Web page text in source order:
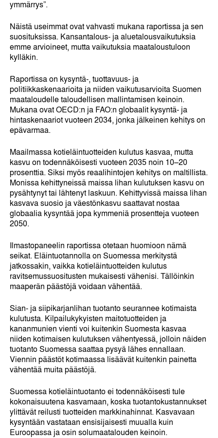
ymmärrys”.
Näistä useimmat ovat vahvasti mukana raportissa ja sen
suosituksissa. Kansantalous- ja aluetalousvaikutuksia
emme arvioineet, mutta vaikutuksia maataloustuloon
kylläkin.
Raportissa on kysyntä-, tuottavuus- ja
politiikkaskenaarioita ja niiden vaikutusarvioita Suomen
maataloudelle taloudellisen mallintamisen keinoin.
Mukana ovat OECD:n ja FAO:n globaalit kysyntä- ja
hintaskenaariot vuoteen 2034, jonka jälkeinen kehitys on
epävarmaa.
Maailmassa kotieläintuotteiden kulutus kasvaa, mutta
kasvu on todennäköisesti vuoteen 2035 noin 10–20
prosenttia. Siksi myös reaalihintojen kehitys on maltillista.
Monissa kehittyneissä maissa lihan kulutuksen kasvu on
pysähtynyt tai lähtenyt laskuun. Kehittyvissä maissa lihan
kasvava suosio ja väestönkasvu saattavat nostaa
globaalia kysyntää jopa kymmeniä prosentteja vuoteen
2050.
Ilmastopaneelin raportissa otetaan huomioon nämä
seikat. Eläintuotannolla on Suomessa merkitystä
jatkossakin, vaikka kotieläintuotteiden kulutus
ravitsemussuositusten mukaisesti vähenisi. Tällöinkin
maaperän päästöjä voidaan vähentää.
Sian- ja siipikarjanlihan tuotanto seurannee kotimaista
kulutusta. Kilpailukykyisten maitotuotteiden ja
kananmunien vienti voi kuitenkin Suomesta kasvaa
niiden kotimaisen kulutuksen vähentyessä, jolloin näiden
tuotanto Suomessa saattaa pysyä lähes ennallaan.
Viennin päästöt kotimaassa lisäävät kuitenkin painetta
vähentää muita päästöjä.
Suomessa kotieläintuotanto ei todennäköisesti tule
kokonaisuutena kasvamaan, koska tuotantokustannukset
ylittävät reilusti tuotteiden markkinahinnat. Kasvavaan
kysyntään vastataan ensisijaisesti muualla kuin
Euroopassa ja osin solumaatalouden keinoin.